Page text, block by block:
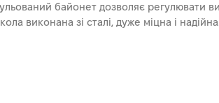
байонет дозволяє регулювати
виконана зі сталі, дуже міцна і